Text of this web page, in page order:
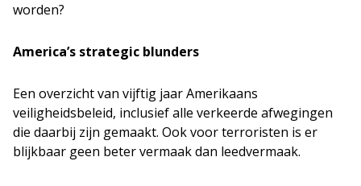
worden?
America’s strategic blunders
Een overzicht van vijftig jaar Amerikaans
veiligheidsbeleid, inclusief alle verkeerde afwegingen
die daarbij zijn gemaakt. Ook voor terroristen is er
blijkbaar geen beter vermaak dan leedvermaak.